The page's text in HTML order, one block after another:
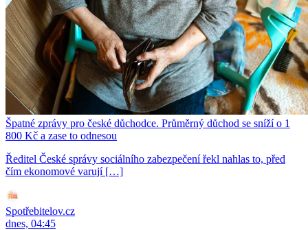
Špatné zprávy pro české důchodce. Průměrný důchod se sníží o 1
800 Kč a zase to odnesou
Ředitel České správy sociálního zabezpečení řekl nahlas to, před
čím ekonomové varují […]
Spotřebitelov.cz
dnes, 04:45